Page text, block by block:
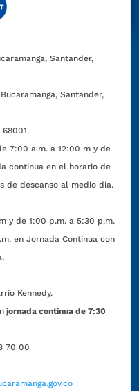
Santander,
Santander,
68001.
7:00 a.m. a 12:00 m y de
continua en el horario de
de descanso al medio día.
y de 1:00 p.m. a 5:30 p.m.
Jornada Continua con
Kennedy.
jornada continua de 7:30
70 00